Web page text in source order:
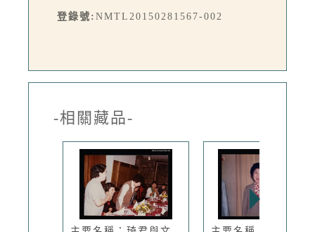
登錄號: NMTL20150281567-002
-相關藏品-